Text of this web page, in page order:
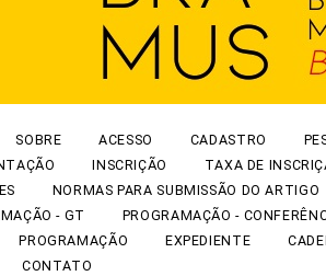
SOBRE ACESSO CADASTRO
INSCRIÇÃO
TAXA DE
NORMAS PARA SUBMISSÃO DO ARTIGO
- GT
PROGRAMAÇÃO -
PROGRAMAÇÃO EXPEDIENTE
CONTATO